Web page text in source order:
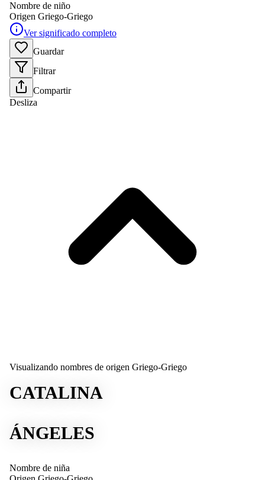
Nombre de niño
Origen Griego-Griego
Ver significado completo
Guardar
Filtrar
Compartir
Desliza
Visualizando nombres de origen Griego-Griego
CATALINA
ÁNGELES
Nombre de niña